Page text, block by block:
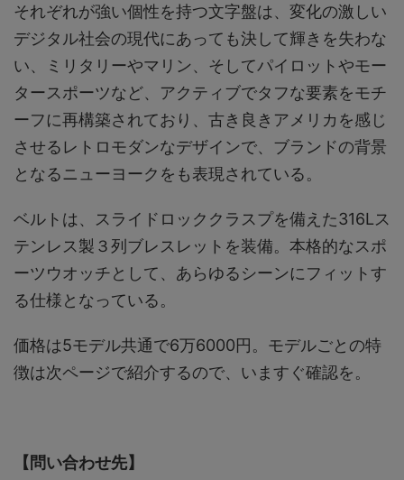
それぞれが強い個性を持つ文字盤は、変化の激しい
デジタル社会の現代にあっても決して輝きを失わな
い、ミリタリーやマリン、そしてパイロットやモー
タースポーツなど、アクティブでタフな要素をモチ
ーフに再構築されており、古き良きアメリカを感じ
させるレトロモダンなデザインで、ブランドの背景
となるニューヨークをも表現されている。
ベルトは、スライドロッククラスプを備えた316Lス
テンレス製３列ブレスレットを装備。本格的なスポ
ーツウオッチとして、あらゆるシーンにフィットす
る仕様となっている。
価格は5モデル共通で6万6000円。モデルごとの特
徴は次ページで紹介するので、いますぐ確認を。
【問い合わせ先】